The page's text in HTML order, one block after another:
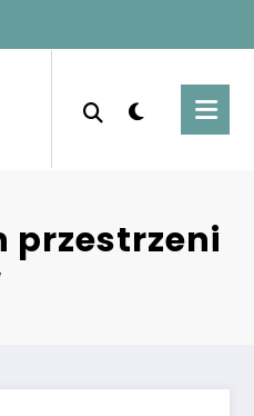
i świeżym